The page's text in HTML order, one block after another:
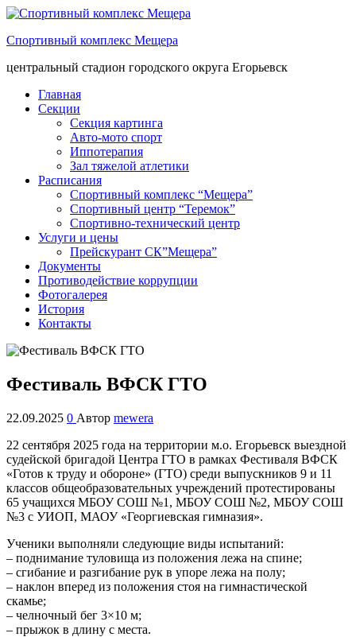
Спортивный комплекс Мещера
центральный стадион городского округа Егорьевск
Главная
Секции
Секция картинга
Авто-мото спорт
Иппотерапия
Зал тяжелой атлетики
Расписания
Спортивный комплекс “Мещера”
Спортивный центр “Теремок”
Спортивно-технический центр
Услуги и цены
Прейскурант СК”Мещера”
Документы
Противодействие коррупции
Фотогалерея
История
Контакты
Фестиваль ВФСК ГТО
22.09.2025 0 Автор mewera
22 сентября 2025 года на территории м.о. Егорьевск выездной
судейской бригадой Центра ГТО в рамках Фестиваля ВФСК
«Готов к труду и обороне» (ГТО) среди выпускников 9 и 11
классов общеобразовательных учреждений протестированы
65 учащихся МБОУ СОШ №1, МБОУ СОШ №2, МБОУ СОШ
№3 с УИОП, МАОУ «Георгиевская гимназия».
Ученики выполняли следующие виды испытаний:
– поднимание туловища из положения лежа на спине;
– сгибание и разгибание рук в упоре лежа на полу;
– наклон вперед из положения стоя на гимнастической
скамье;
– челночный бег 3×10 м;
– прыжок в длину с места.